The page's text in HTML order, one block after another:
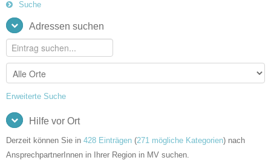
Suche
Adressen suchen
Erweiterte Suche
Hilfe vor Ort
Derzeit können Sie in 428 Einträgen (271 mögliche Kategorien) nach
AnsprechpartnerInnen in Ihrer Region in MV suchen.